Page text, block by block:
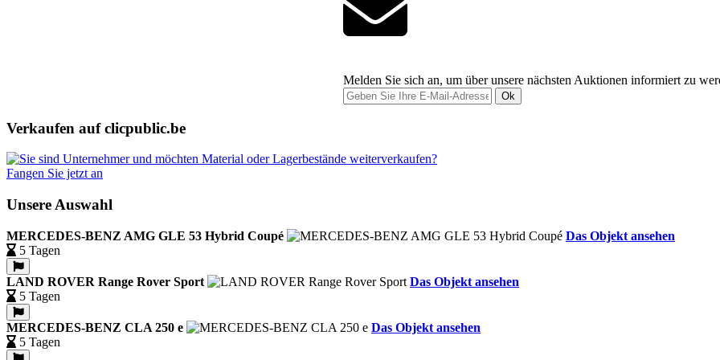
Melden Sie sich an, um über unsere nächsten Auktionen informiert zu
Ok
Verkaufen auf clicpublic.be
Fangen Sie jetzt an
Unsere Auswahl
MERCEDES-BENZ AMG GLE 53 Hybrid Coupé
Das Objekt ansehen
5 Tagen
LAND ROVER Range Rover Sport
Das Objekt ansehen
5 Tagen
MERCEDES-BENZ CLA 250 e
Das Objekt ansehen
5 Tagen